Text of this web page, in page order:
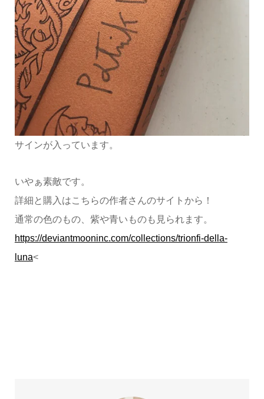
サインが入っています。
いやぁ素敵です。
詳細と購入はこちらの作者さんのサイトから！
通常の色のもの、紫や青いものも見られます。
https://deviantmooninc.com/collections/trionfi-della-
luna<